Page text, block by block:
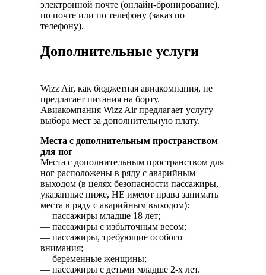
электронной почте (онлайн-бронирование),
по почте или по телефону (заказ по
телефону).
Дополнительные услуги
Wizz Air, как бюджетная авиакомпания, не
предлагает питания на борту.
Авиакомпания Wizz Air предлагает услугу
выбора мест за дополнительную плату.
Места с дополнительным пространством
для ног
Места с дополнительным пространством для
ног расположены в ряду с аварийным
выходом (в целях безопасности пассажиры,
указанные ниже, НЕ имеют права занимать
места в ряду с аварийным выходом):
— пассажиры младше 18 лет;
— пассажиры с избыточным весом;
— пассажиры, требующие особого
внимания;
— беременные женщины;
— пассажиры с детьми младше 2-х лет.